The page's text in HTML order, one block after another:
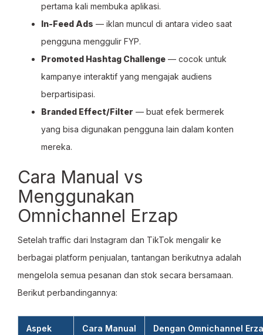
pertama kali membuka aplikasi.
In-Feed Ads — iklan muncul di antara video saat
pengguna menggulir FYP.
Promoted Hashtag Challenge — cocok untuk
kampanye interaktif yang mengajak audiens
berpartisipasi.
Branded Effect/Filter — buat efek bermerek
yang bisa digunakan pengguna lain dalam konten
mereka.
Cara Manual vs
Menggunakan
Omnichannel Erzap
Setelah traffic dari Instagram dan TikTok mengalir ke
berbagai platform penjualan, tantangan berikutnya adalah
mengelola semua pesanan dan stok secara bersamaan.
Berikut perbandingannya:
Aspek Cara Manual Dengan Omnichannel